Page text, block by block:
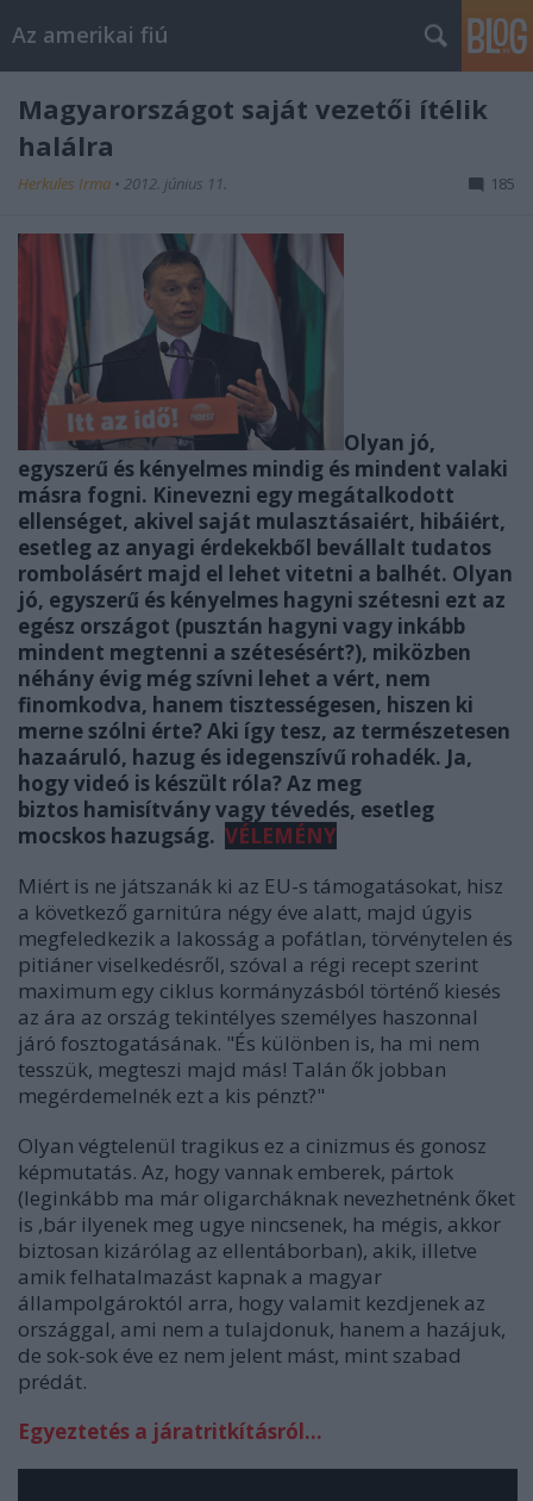
Az amerikai fiú
Magyarországot saját vezetői ítélik
halálra
Herkules Irma • 2012. június 11. 185
Olyan jó,
egyszerű és kényelmes mindig és mindent valaki
másra fogni. Kinevezni egy megátalkodott
ellenséget, akivel saját mulasztásaiért, hibáiért,
esetleg az anyagi érdekekből bevállalt tudatos
rombolásért majd el lehet vitetni a balhét. Olyan
jó, egyszerű és kényelmes hagyni szétesni ezt az
egész országot (pusztán hagyni vagy inkább
mindent megtenni a szétesésért?), miközben
néhány évig még szívni lehet a vért, nem
finomkodva, hanem tisztességesen, hiszen ki
merne szólni érte? Aki így tesz, az természetesen
hazaáruló, hazug és idegenszívű rohadék. Ja,
hogy videó is készült róla? Az meg
biztos hamisítvány vagy tévedés, esetleg
mocskos hazugság. VÉLEMÉNY
Miért is ne játszanák ki az EU-s támogatásokat, hisz
a következő garnitúra négy éve alatt, majd úgyis
megfeledkezik a lakosság a pofátlan, törvénytelen és
pitiáner viselkedésről, szóval a régi recept szerint
maximum egy ciklus kormányzásból történő kiesés
az ára az ország tekintélyes személyes haszonnal
járó fosztogatásának. "És különben is, ha mi nem
tesszük, megteszi majd más! Talán ők jobban
megérdemelnék ezt a kis pénzt?"
Olyan végtelenül tragikus ez a cinizmus és gonosz
képmutatás. Az, hogy vannak emberek, pártok
(leginkább ma már oligarcháknak nevezhetnénk őket
is ,bár ilyenek meg ugye nincsenek, ha mégis, akkor
biztosan kizárólag az ellentáborban), akik, illetve
amik felhatalmazást kapnak a magyar
állampolgároktól arra, hogy valamit kezdjenek az
országgal, ami nem a tulajdonuk, hanem a hazájuk,
de sok-sok éve ez nem jelent mást, mint szabad
prédát.
Egyeztetés a járatritkításról...